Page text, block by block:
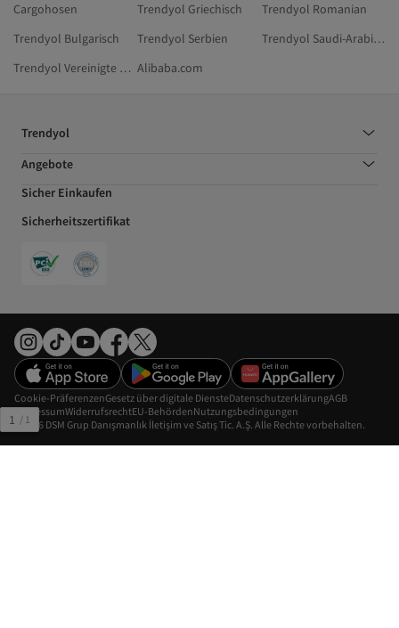
1 / 1
Cargohosen
Trendyol Griechisch
Trendyol Romanian
Trendyol Bulgarisch
Trendyol Serbien
Trendyol Saudi-Arabien
Trendyol Vereinigte Arabische Emirate Alibaba.com
Trendyol
Angebote
Sicher Einkaufen
Sicherheitszertifikat
©2026 DSM Grup Danışmanlık İletişim ve Satış Tic. A.Ş. Alle Rechte vorbehalten.
Cookie-PräferenzenGesetz über digitale DiensteDatenschutzerklärungAGB
ImpressumWiderrufsrechtEU-BehördenNutzungsbedingungen